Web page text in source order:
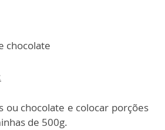
chocolate
ou chocolate e colocar porções
de 500g.